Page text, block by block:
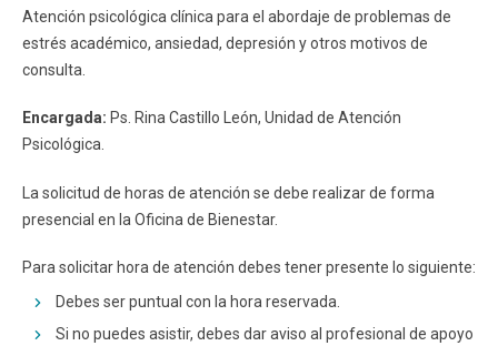
Atención psicológica clínica para el abordaje de problemas de
estrés académico, ansiedad, depresión y otros motivos de
consulta.
Encargada: Ps. Rina Castillo León, Unidad de Atención
Psicológica.
La solicitud de horas de atención se debe realizar de forma
presencial en la Oficina de Bienestar.
Para solicitar hora de atención debes tener presente lo siguiente:
Debes ser puntual con la hora reservada.
Si no puedes asistir, debes dar aviso al profesional de apoyo